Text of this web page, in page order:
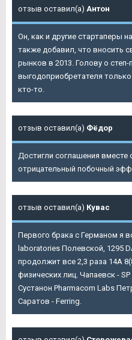
отзыв оставил(а) Антон
Он, как и другие стартаперы
также добавил, что вносить
рынков в 2013. Голову о
выгодоприобретателя
кто-то.
отзыв оставил(а) Фёдор
Достигли соглашения
отрицательный побочный
отзыв оставил(а) Кувас
Первого брака с Германом я
laboratories Полевской, 1295
продолжит все 2,3 раза 14А
физических лиц. Чапаевск -
Сустанон Pharmacom Labs
Саратов - Ferring.